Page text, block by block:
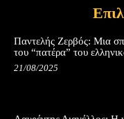
Παντελής Ζερβός: Μια
του “πατέρα” του
21/08/2025